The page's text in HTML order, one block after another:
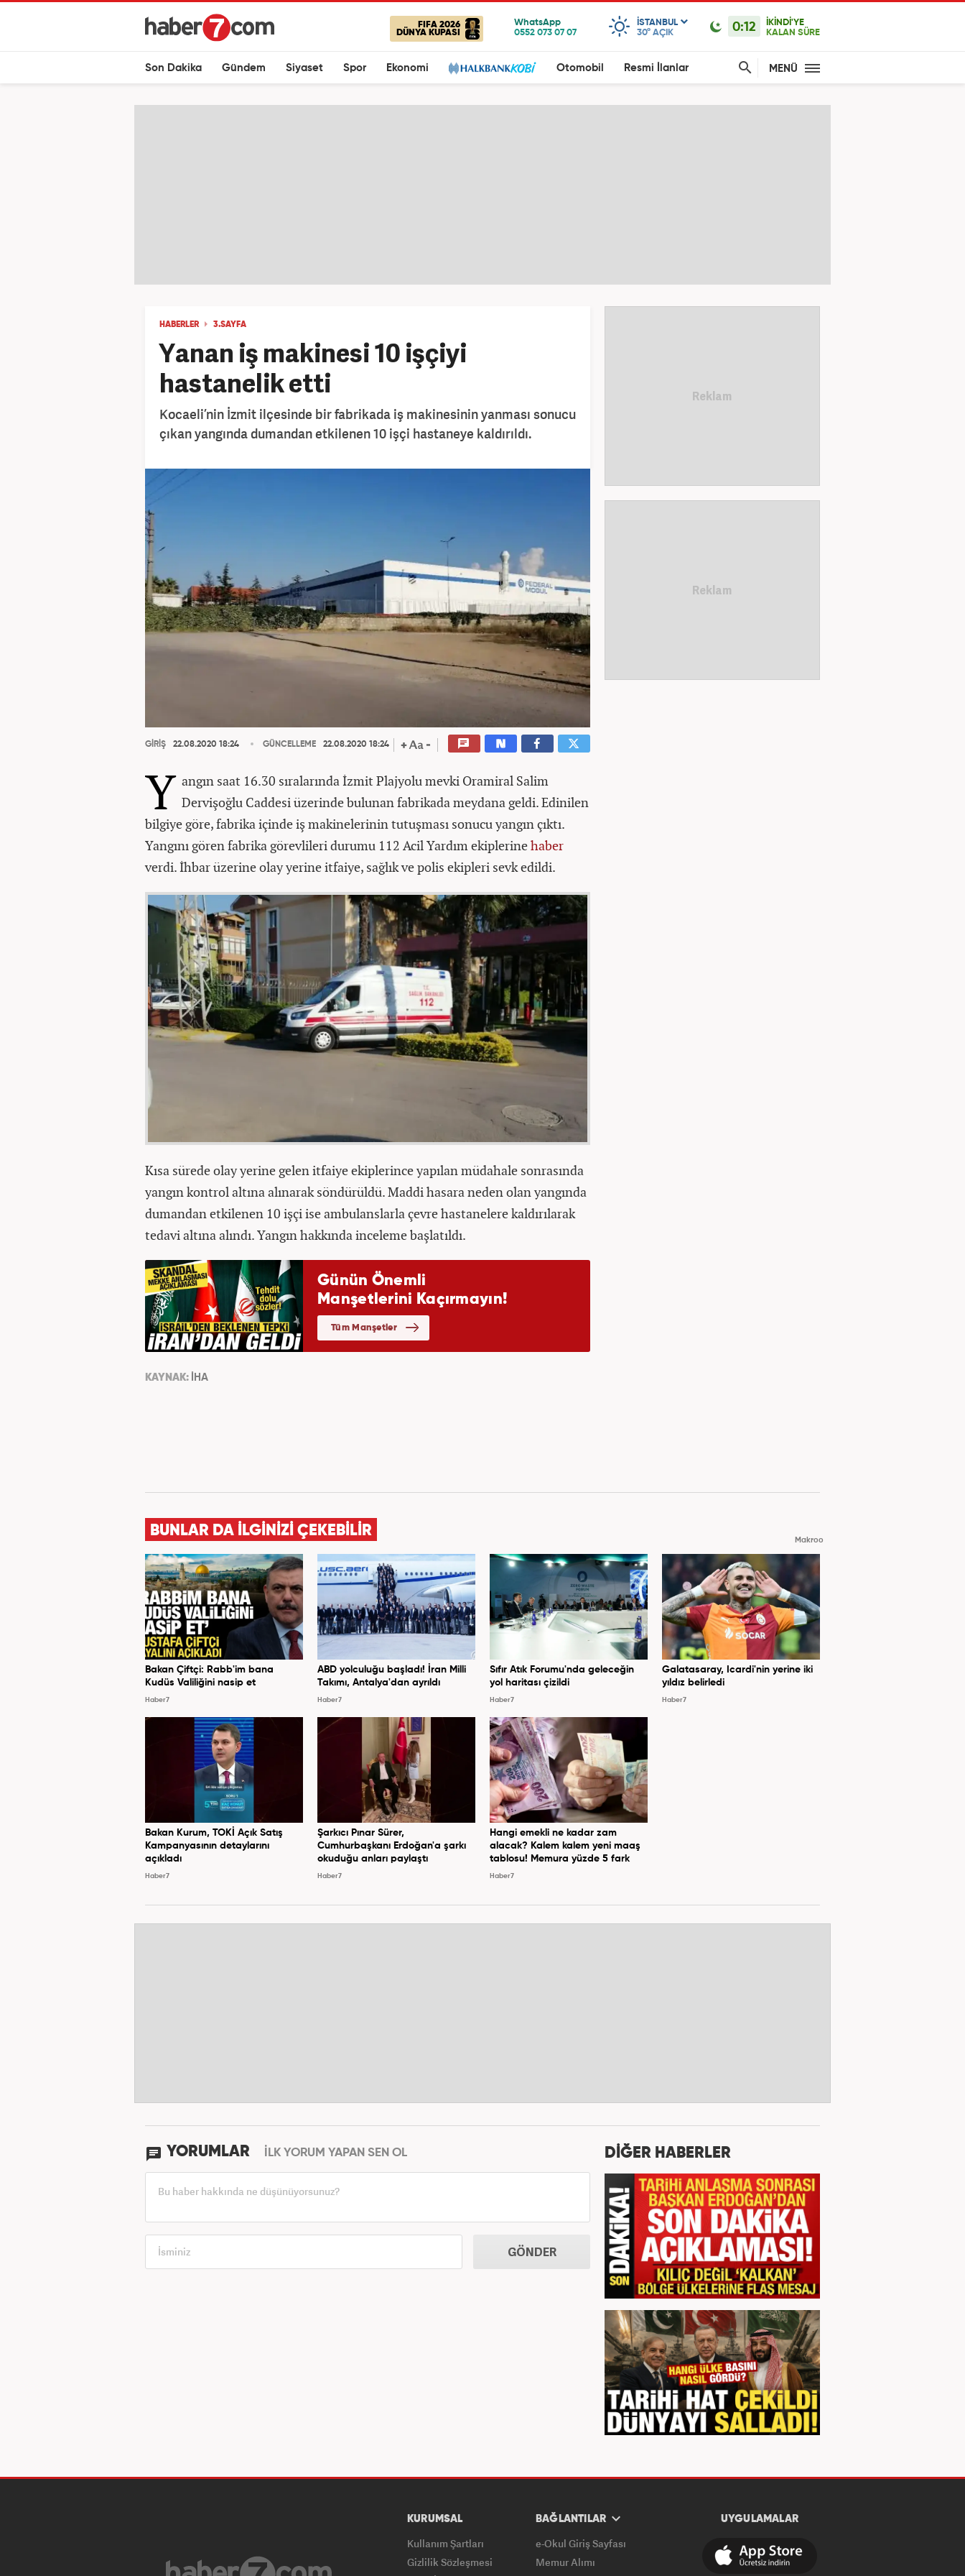
FIFA 2026
DÜNYA KUPASI
ISTANBUL
30° AÇIK 0:12
İKİNDİ'YE
KALAN SÜRE
Son Dakika Gündem Siyaset Spor Ekonomi Otomobil Resmi İlanlar MENÜ
HABERLER 3.SAYFA
Yanan iş makinesi 10 işçiyi
hastanelik etti
Kocaeli’nin İzmit ilçesinde bir fabrikada iş makinesinin yanması sonucu
çıkan yangında dumandan etkilenen 10 işçi hastaneye kaldırıldı.
GİRİŞ 22.08.2020 18:24 GÜNCELLEME 22.08.2020 18:24
Y angın saat 16.30 sıralarında İzmit Plajyolu mevki Oramiral Salim
Dervişoğlu Caddesi üzerinde bulunan fabrikada meydana geldi. Edinilen
bilgiye göre, fabrika içinde iş makinelerinin tutuşması sonucu yangın çıktı.
Yangını gören fabrika görevlileri durumu 112 Acil Yardım ekiplerinehaber
verdi. İhbar üzerine olay yerine itfaiye, sağlık ve polis ekipleri sevk edildi.
Kısa sürede olay yerine gelen itfaiye ekiplerince yapılan müdahale sonrasında
yangın kontrol altına alınarak söndürüldü. Maddi hasara neden olan yangında
dumandan etkilenen 10 işçi ise ambulanslarla çevre hastanelere kaldırılarak
tedavi altına alındı. Yangın hakkında inceleme başlatıldı.
KAYNAK: İHA
BUNLAR DA İLGİNİZİ ÇEKEBİLİR
Makroo
Bakan Çiftçi: Rabb'im bana
Kudüs Valiliğini nasip et
Haber7
ABD yolculuğu başladı! İran Milli
Takımı, Antalya'dan ayrıldı
Haber7
Sıfır Atık Forumu'nda geleceğin
yol haritası çizildi
Haber7
Galatasaray, Icardi'nin yerine iki
yıldız belirledi
Haber7
Bakan Kurum, TOKİ Açık Satış
Kampanyasının detaylarını
açıkladı
Haber7
Şarkıcı Pınar Sürer,
Cumhurbaşkanı Erdoğan'a şarkı
okuduğu anları paylaştı
Haber7
Hangi emekli ne kadar zam
alacak? Kalem kalem yeni maaş
tablosu! Memura yüzde 5 fark
Haber7
YORUMLAR İLK YORUM YAPAN SEN OL
GÖNDER
DİĞER HABERLER
KURUMSAL
Kullanım Şartları
Gizlilik Sözleşmesi
BAĞLANTILAR
e-Okul Giriş Sayfası
Memur Alımı
UYGULAMALAR